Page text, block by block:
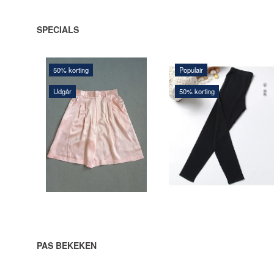
SPECIALS
50% korting
Udgår
106,00 DKK
212,00 DKK
Je bespaart:106,00 DKK
Populair
50% korting
136,00 DKK
272,00 DKK
Je bespaart: 136,00 DKK
Bekijk alle opties
PAS BEKEKEN